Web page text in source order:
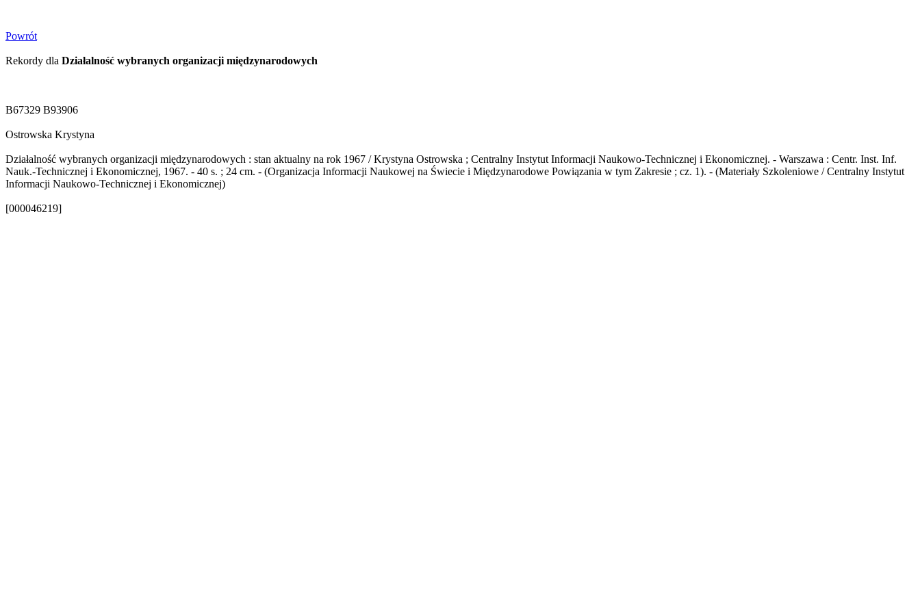
Powrót
Rekordy dla Działalność wybranych organizacji międzynarodowych
B67329 B93906
Ostrowska Krystyna
Działalność wybranych organizacji międzynarodowych : stan aktualny na rok 1967 / Krystyna Ostrowska ; Centralny Instytut Informacji Naukowo-Technicznej i Ekonomicznej. - Warszawa : Centr. Inst. Inf.
Nauk.-Technicznej i Ekonomicznej, 1967. - 40 s. ; 24 cm. - (Organizacja Informacji Naukowej na Świecie i Międzynarodowe Powiązania w tym Zakresie ; cz. 1). - (Materiały Szkoleniowe / Centralny Instytut
Informacji Naukowo-Technicznej i Ekonomicznej)
[000046219]